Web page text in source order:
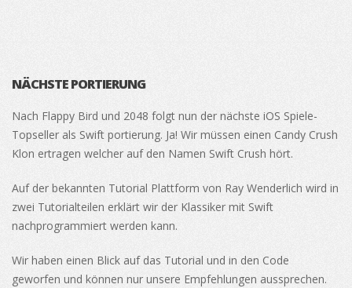
NÄCHSTE PORTIERUNG
Nach Flappy Bird und 2048 folgt nun der nächste iOS Spiele-
Topseller als Swift portierung. Ja! Wir müssen einen Candy Crush
Klon ertragen welcher auf den Namen Swift Crush hört.
Auf der bekannten Tutorial Plattform von Ray Wenderlich wird in
zwei Tutorialteilen erklärt wir der Klassiker mit Swift
nachprogrammiert werden kann.
Wir haben einen Blick auf das Tutorial und in den Code
geworfen und können nur unsere Empfehlungen aussprechen.